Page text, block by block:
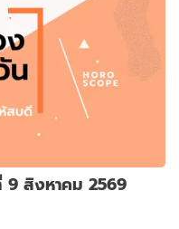
9 สิงหาคม 2569